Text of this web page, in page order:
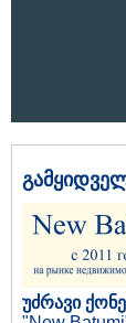
უძრავი